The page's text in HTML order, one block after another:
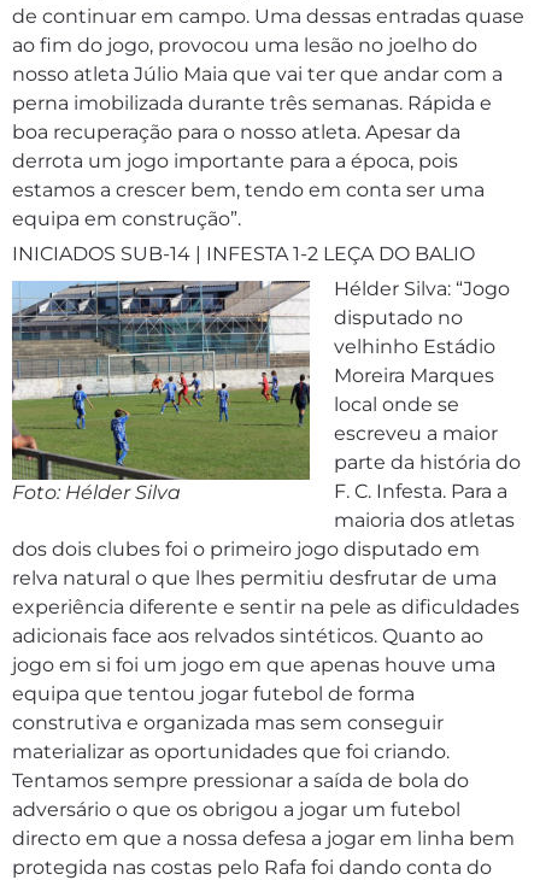
de continuar em campo. Uma dessas entradas quase
ao fim do jogo, provocou uma lesão no joelho do
nosso atleta Júlio Maia que vai ter que andar com a
perna imobilizada durante três semanas. Rápida e
boa recuperação para o nosso atleta. Apesar da
derrota um jogo importante para a época, pois
estamos a crescer bem, tendo em conta ser uma
equipa em construção”.
INICIADOS SUB-14 | INFESTA 1-2 LEÇA DO BALIO
Foto: Hélder Silva
Hélder Silva: “Jogo
disputado no
velhinho Estádio
Moreira Marques
local onde se
escreveu a maior
parte da história do
F. C. Infesta. Para a
maioria dos atletas
dos dois clubes foi o primeiro jogo disputado em
relva natural o que lhes permitiu desfrutar de uma
experiência diferente e sentir na pele as dificuldades
adicionais face aos relvados sintéticos. Quanto ao
jogo em si foi um jogo em que apenas houve uma
equipa que tentou jogar futebol de forma
construtiva e organizada mas sem conseguir
materializar as oportunidades que foi criando.
Tentamos sempre pressionar a saída de bola do
adversário o que os obrigou a jogar um futebol
directo em que a nossa defesa a jogar em linha bem
protegida nas costas pelo Rafa foi dando conta do